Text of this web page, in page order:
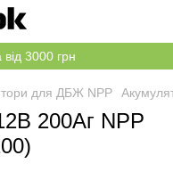
3000 грн
для ДБЖ NPP
200Аг NPP